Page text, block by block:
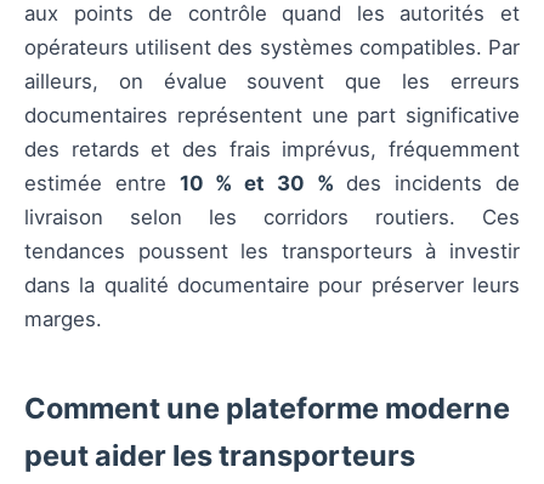
aux points de contrôle quand les autorités et
opérateurs utilisent des systèmes compatibles. Par
ailleurs, on évalue souvent que les erreurs
documentaires représentent une part significative
des retards et des frais imprévus, fréquemment
estimée entre 10 % et 30 % des incidents de
livraison selon les corridors routiers. Ces
tendances poussent les transporteurs à investir
dans la qualité documentaire pour préserver leurs
marges.
Comment une plateforme moderne
peut aider les transporteurs